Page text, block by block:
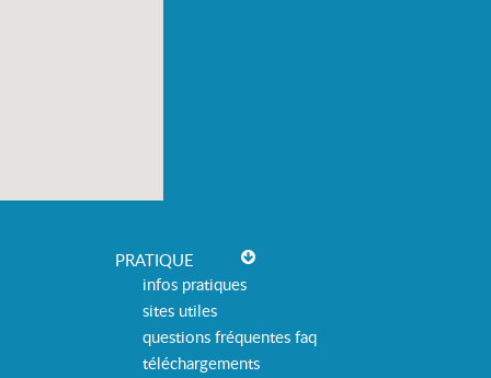
PRATIQUE
infos pratiques
sites utiles
questions fréquentes faq
téléchargements